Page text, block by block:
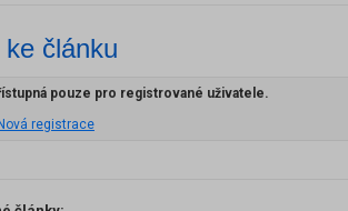
článku
pouze pro registrované uživatele.
Nová registrace